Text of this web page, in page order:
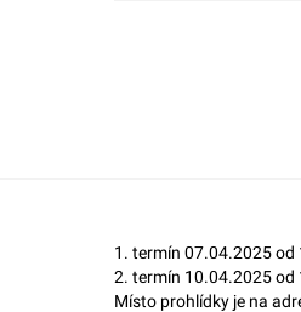
1. termín 07.04.2025 od
2. termín 10.04.2025 od
Místo prohlídky je na